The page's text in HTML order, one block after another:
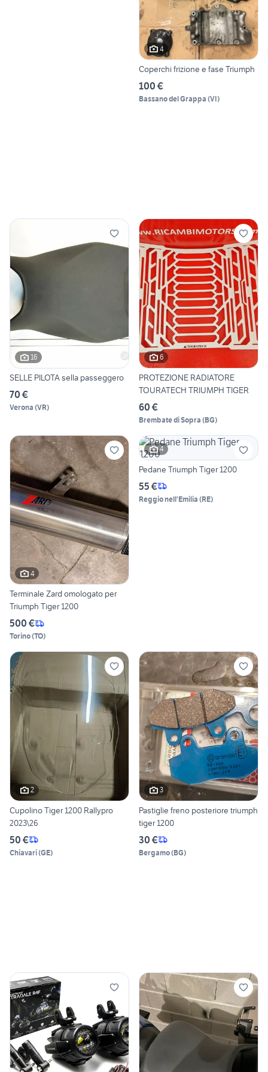
4
Coperchi frizione e fase Triumph
100 €
Bassano del Grappa (VI)
16
SELLE PILOTA sella passeggero
70 €
Verona (VR)
6
PROTEZIONE RADIATORE
TOURATECH TRIUMPH TIGER
60 €
Brembate di Sopra (BG)
4
Terminale Zard omologato per
Triumph Tiger 1200
500 €
Torino(TO)
4
Pedane Triumph Tiger 1200
55 €
Reggio nell'Emilia (RE)
2
Cupolino Tiger 1200 Rallypro
2023\26
50 €
Chiavari(GE)
3
Pastiglie freno posteriore triumph
tiger 1200
30 €
Bergamo(BG)